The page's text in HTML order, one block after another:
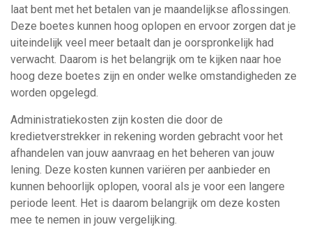
laat bent met het betalen van je maandelijkse aflossingen.
Deze boetes kunnen hoog oplopen en ervoor zorgen dat je
uiteindelijk veel meer betaalt dan je oorspronkelijk had
verwacht. Daarom is het belangrijk om te kijken naar hoe
hoog deze boetes zijn en onder welke omstandigheden ze
worden opgelegd.
Administratiekosten zijn kosten die door de
kredietverstrekker in rekening worden gebracht voor het
afhandelen van jouw aanvraag en het beheren van jouw
lening. Deze kosten kunnen variëren per aanbieder en
kunnen behoorlijk oplopen, vooral als je voor een langere
periode leent. Het is daarom belangrijk om deze kosten
mee te nemen in jouw vergelijking.